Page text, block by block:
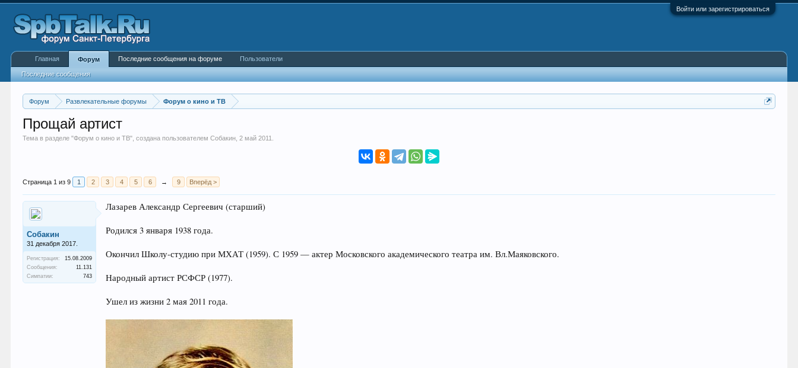
Войти или зарегистрироваться
Форум Развлекательные форумы Форум о кино и ТВ
Прощай артист
Тема в разделе "Форум о кино и ТВ", создана пользователемСобакин ,2 май 2011
Страница 1 из 9 1 2 3 4 5 6 → 9 Вперёд >
Собакин
31 декабря 2017.
Регистрация:
15.08.2009
Сообщения:
11.131
Симпатии:
743
Лазарев Александр Сергеевич (старший)
Родился 3 января 1938 года.
Окончил Школу-студию при МХАТ (1959). С 1959 — актер Московского академического театра им. Вл.Маяковского.
Народный артист РСФСР (1977).
Ушел из жизни 2 мая 2011 года.
Главная Форум
Последние сообщения
Последние сообщения на форуме Пользователи